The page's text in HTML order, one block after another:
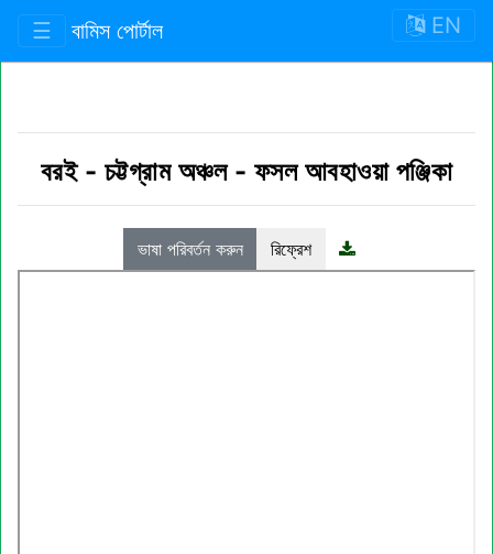
☰ বামিস পোর্টাল EN
বরই - চট্টগ্রাম অঞ্চল- ফসল আবহাওয়া পঞ্জিকা
ভাষা পরিবর্তন করুন রিফ্রেশ